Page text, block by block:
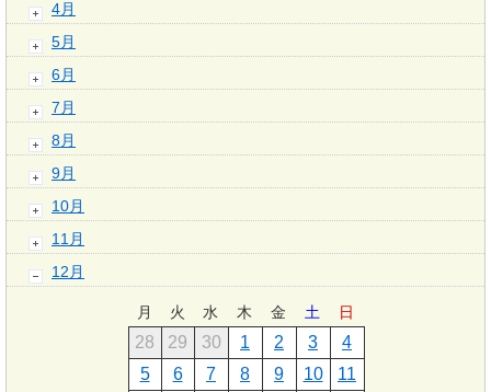
4月
5月
6月
7月
8月
9月
10月
11月
12月
月 火 水 木 金 土 日
28 29 30 1 2 3
4
5
6 7 8 9 10
11